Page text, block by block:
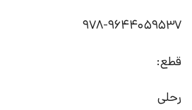
978-9644059537
قطع:
رحلی